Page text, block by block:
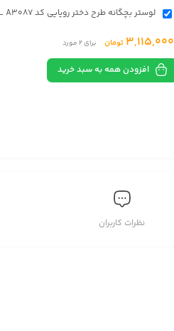
لوستر بچگانه طرح دختر رویایی کد A3087 -
3,115,000 تومان برای2مورد
افزودن همه به سبد خرید
نظرات کاربران